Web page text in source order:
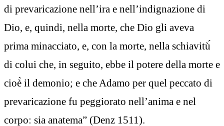
di prevaricazione nell’ira e nell’indignazione di
Dio, e, quindi, nella morte, che Dio gli aveva
prima minacciato, e, con la morte, nella schiavitù́
di colui che, in seguito, ebbe il potere della morte e
cioè̀ il demonio; e che Adamo per quel peccato di
prevaricazione fu peggiorato nell’anima e nel
corpo: sia anatema” (Denz 1511).